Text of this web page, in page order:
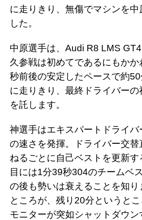
に走りきり、無傷でマシンを中
した。
中原選手は、Audi R8 LMS
久参戦は初めてであるにもか
秒前後の安定したペースで約
に走りきり、最終ドライバー
を託します。
神選手はエキスパートドライ
の速さを発揮。ドライバー交替
ねるごとに自己ベストを更新す
目には1分39秒304のチームベ
の後も勢いは衰えることを知り
ところが、残り20分というと
モニターが突如シャットダウン